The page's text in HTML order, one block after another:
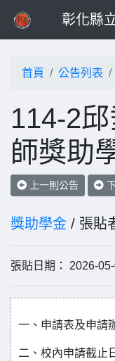
彰化縣
首頁 公告列表
114-2
師獎助
上一則公告
獎助學金 / 張貼
張貼日期： 2026-
一、申請表及申請
二、校內申請截止